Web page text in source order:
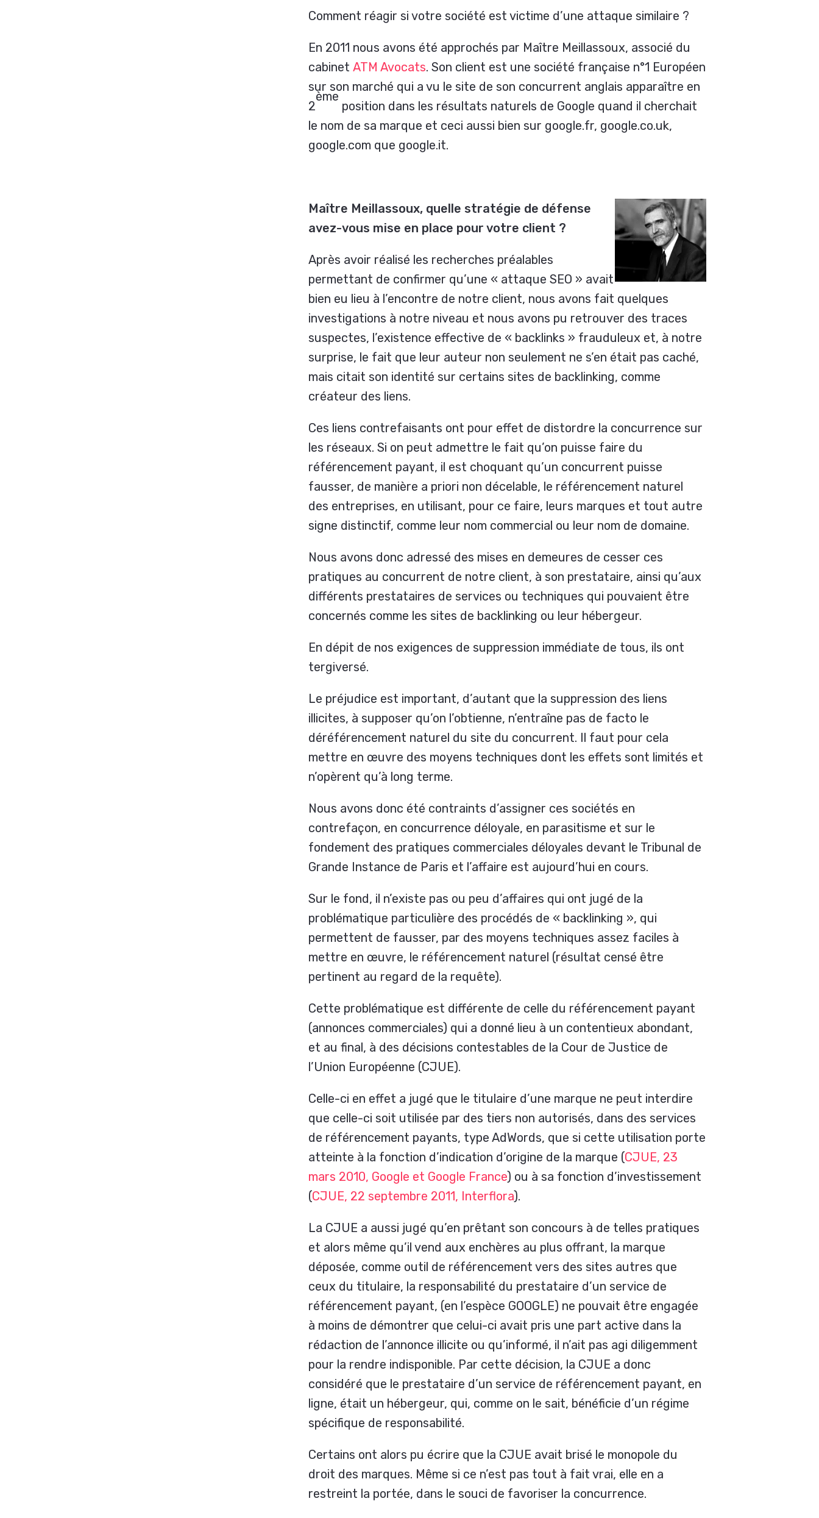
Comment réagir si votre société est victime d’une attaque similaire ?
En 2011 nous avons été approchés par Maître Meillassoux, associé du
cabinetATM Avocats. Son client est une société française n°1 Européen
sur son marché qui a vu le site de son concurrent anglais apparaître en
2
ème
position dans les résultats naturels de Google quand il cherchait
le nom de sa marque et ceci aussi bien sur google.fr, google.co.uk,
google.com que google.it.
Maître Meillassoux, quelle stratégie de défense
avez-vous mise en place pour votre client ?
Après avoir réalisé les recherches préalables
permettant de confirmer qu’une « attaque SEO » avait
bien eu lieu à l’encontre de notre client, nous avons fait quelques
investigations à notre niveau et nous avons pu retrouver des traces
suspectes, l’existence effective de « backlinks » frauduleux et, à notre
surprise, le fait que leur auteur non seulement ne s’en était pas caché,
mais citait son identité sur certains sites de backlinking, comme
créateur des liens.
Ces liens contrefaisants ont pour effet de distordre la concurrence sur
les réseaux. Si on peut admettre le fait qu’on puisse faire du
référencement payant, il est choquant qu’un concurrent puisse
fausser, de manière a priori non décelable, le référencement naturel
des entreprises, en utilisant, pour ce faire, leurs marques et tout autre
signe distinctif, comme leur nom commercial ou leur nom de domaine.
Nous avons donc adressé des mises en demeures de cesser ces
pratiques au concurrent de notre client, à son prestataire, ainsi qu’aux
différents prestataires de services ou techniques qui pouvaient être
concernés comme les sites de backlinking ou leur hébergeur.
En dépit de nos exigences de suppression immédiate de tous, ils ont
tergiversé.
Le préjudice est important, d’autant que la suppression des liens
illicites, à supposer qu’on l’obtienne, n’entraîne pas de facto le
déréférencement naturel du site du concurrent. Il faut pour cela
mettre en œuvre des moyens techniques dont les effets sont limités et
n’opèrent qu’à long terme.
Nous avons donc été contraints d’assigner ces sociétés en
contrefaçon, en concurrence déloyale, en parasitisme et sur le
fondement des pratiques commerciales déloyales devant le Tribunal de
Grande Instance de Paris et l’affaire est aujourd’hui en cours.
Sur le fond, il n’existe pas ou peu d’affaires qui ont jugé de la
problématique particulière des procédés de « backlinking », qui
permettent de fausser, par des moyens techniques assez faciles à
mettre en œuvre, le référencement naturel (résultat censé être
pertinent au regard de la requête).
Cette problématique est différente de celle du référencement payant
(annonces commerciales) qui a donné lieu à un contentieux abondant,
et au final, à des décisions contestables de la Cour de Justice de
l’Union Européenne (CJUE).
Celle-ci en effet a jugé que le titulaire d’une marque ne peut interdire
que celle-ci soit utilisée par des tiers non autorisés, dans des services
de référencement payants, type AdWords, que si cette utilisation porte
atteinte à la fonction d’indication d’origine de la marque (CJUE, 23
mars 2010, Google et Google France) ou à sa fonction d’investissement
(CJUE, 22 septembre 2011, Interflora).
La CJUE a aussi jugé qu’en prêtant son concours à de telles pratiques
et alors même qu’il vend aux enchères au plus offrant, la marque
déposée, comme outil de référencement vers des sites autres que
ceux du titulaire, la responsabilité du prestataire d’un service de
référencement payant, (en l’espèce GOOGLE) ne pouvait être engagée
à moins de démontrer que celui-ci avait pris une part active dans la
rédaction de l’annonce illicite ou qu’informé, il n’ait pas agi diligemment
pour la rendre indisponible. Par cette décision, la CJUE a donc
considéré que le prestataire d’un service de référencement payant, en
ligne, était un hébergeur, qui, comme on le sait, bénéficie d’un régime
spécifique de responsabilité.
Certains ont alors pu écrire que la CJUE avait brisé le monopole du
droit des marques. Même si ce n’est pas tout à fait vrai, elle en a
restreint la portée, dans le souci de favoriser la concurrence.